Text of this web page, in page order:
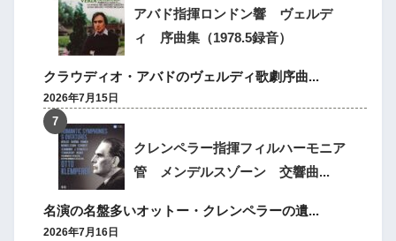
アバド指揮ロンドン響 ヴェルデ
ィ 序曲集（1978.5録音）
クラウディオ・アバドのヴェルディ歌劇序曲...
2026年7月15日
クレンペラー指揮フィルハーモニア
管 メンデルスゾーン 交響曲...
名演の名盤多いオットー・クレンペラーの遺...
2026年7月16日